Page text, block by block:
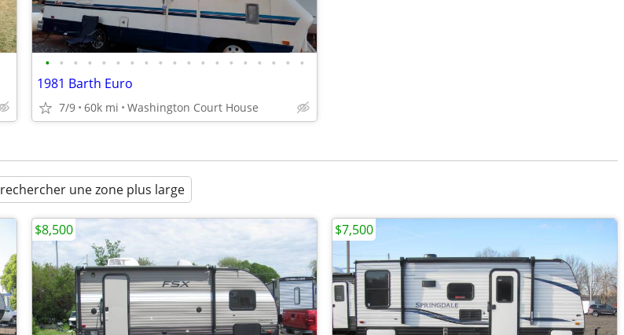
• • • • • • • • • • • • • • • • • • •
1981 Barth Euro
7/9 60k mi Washington Court House
rechercher une zone plus large
$8,500 $7,500